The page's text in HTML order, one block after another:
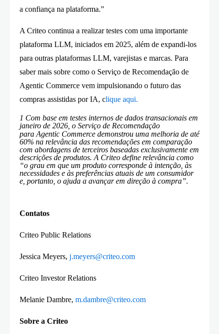
a confiança na plataforma.”
A Criteo continua a realizar testes com uma importante
plataforma LLM, iniciados em 2025, além de expandi-los
para outras plataformas LLM, varejistas e marcas. Para
saber mais sobre como o Serviço de Recomendação de
Agentic Commerce vem impulsionando o futuro das
compras assistidas por IA, clique aqui.
1 Com base em testes internos de dados transacionais em
janeiro de 2026, o Serviço de Recomendação
para Agentic Commerce demonstrou uma melhoria de até
60% na relevância das recomendações em comparação
com abordagens de terceiros baseadas exclusivamente em
descrições de produtos. A Criteo define relevância como
“o grau em que um produto corresponde à intenção, às
necessidades e às preferências atuais de um consumidor
e, portanto, o ajuda a avançar em direção à compra”.
Contatos
Criteo Public Relations
Jessica Meyers, j.meyers@criteo.com
Criteo Investor Relations
Melanie Dambre, m.dambre@criteo.com
Sobre a Criteo